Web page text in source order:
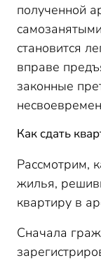
полученной
становится
вправе
законные
Как сдать
Рассмотрим,
жилья,
квартиру в
Сначала